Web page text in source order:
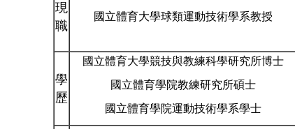
現
職
國立體育大學球類運動技術學系教授
學
歷
國立體育大學競技與教練科學研究所博士
國立體育學院教練研究所碩士
國立體育學院運動技術學系學士